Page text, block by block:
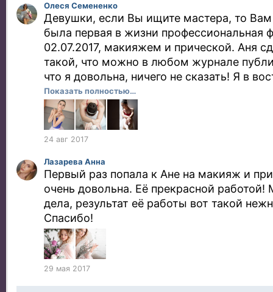
Олеся Семененко
Девушки, если Вы ищите мастера, то
была первая в жизни профессиональная
02.07.2017, макияжем и прической. Аня
такой, что можно в любом журнале
что я довольна, ничего не сказать! Я в
еще когда нибудь понадобится визажист,
кому обратиться! Аня, спасибо тебе еще
Показать полностью…
24 авг 2017
Лазарева Анна
Первый раз попала к Ане на макияж и
очень довольна. Её прекрасной работой!
дела, результат её работы вот такой
Спасибо!
29 мая 2017